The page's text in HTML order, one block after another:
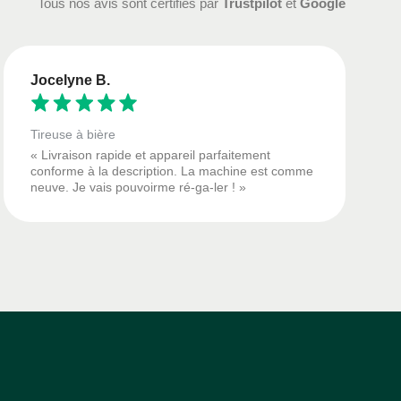
Tous nos avis sont certifiés par Trustpilot et Google
Jocelyne B.
Tireuse à bière
« Livraison rapide et appareil parfaitement
conforme à la description. La machine est comme
neuve. Je vais pouvoirme ré-ga-ler ! »